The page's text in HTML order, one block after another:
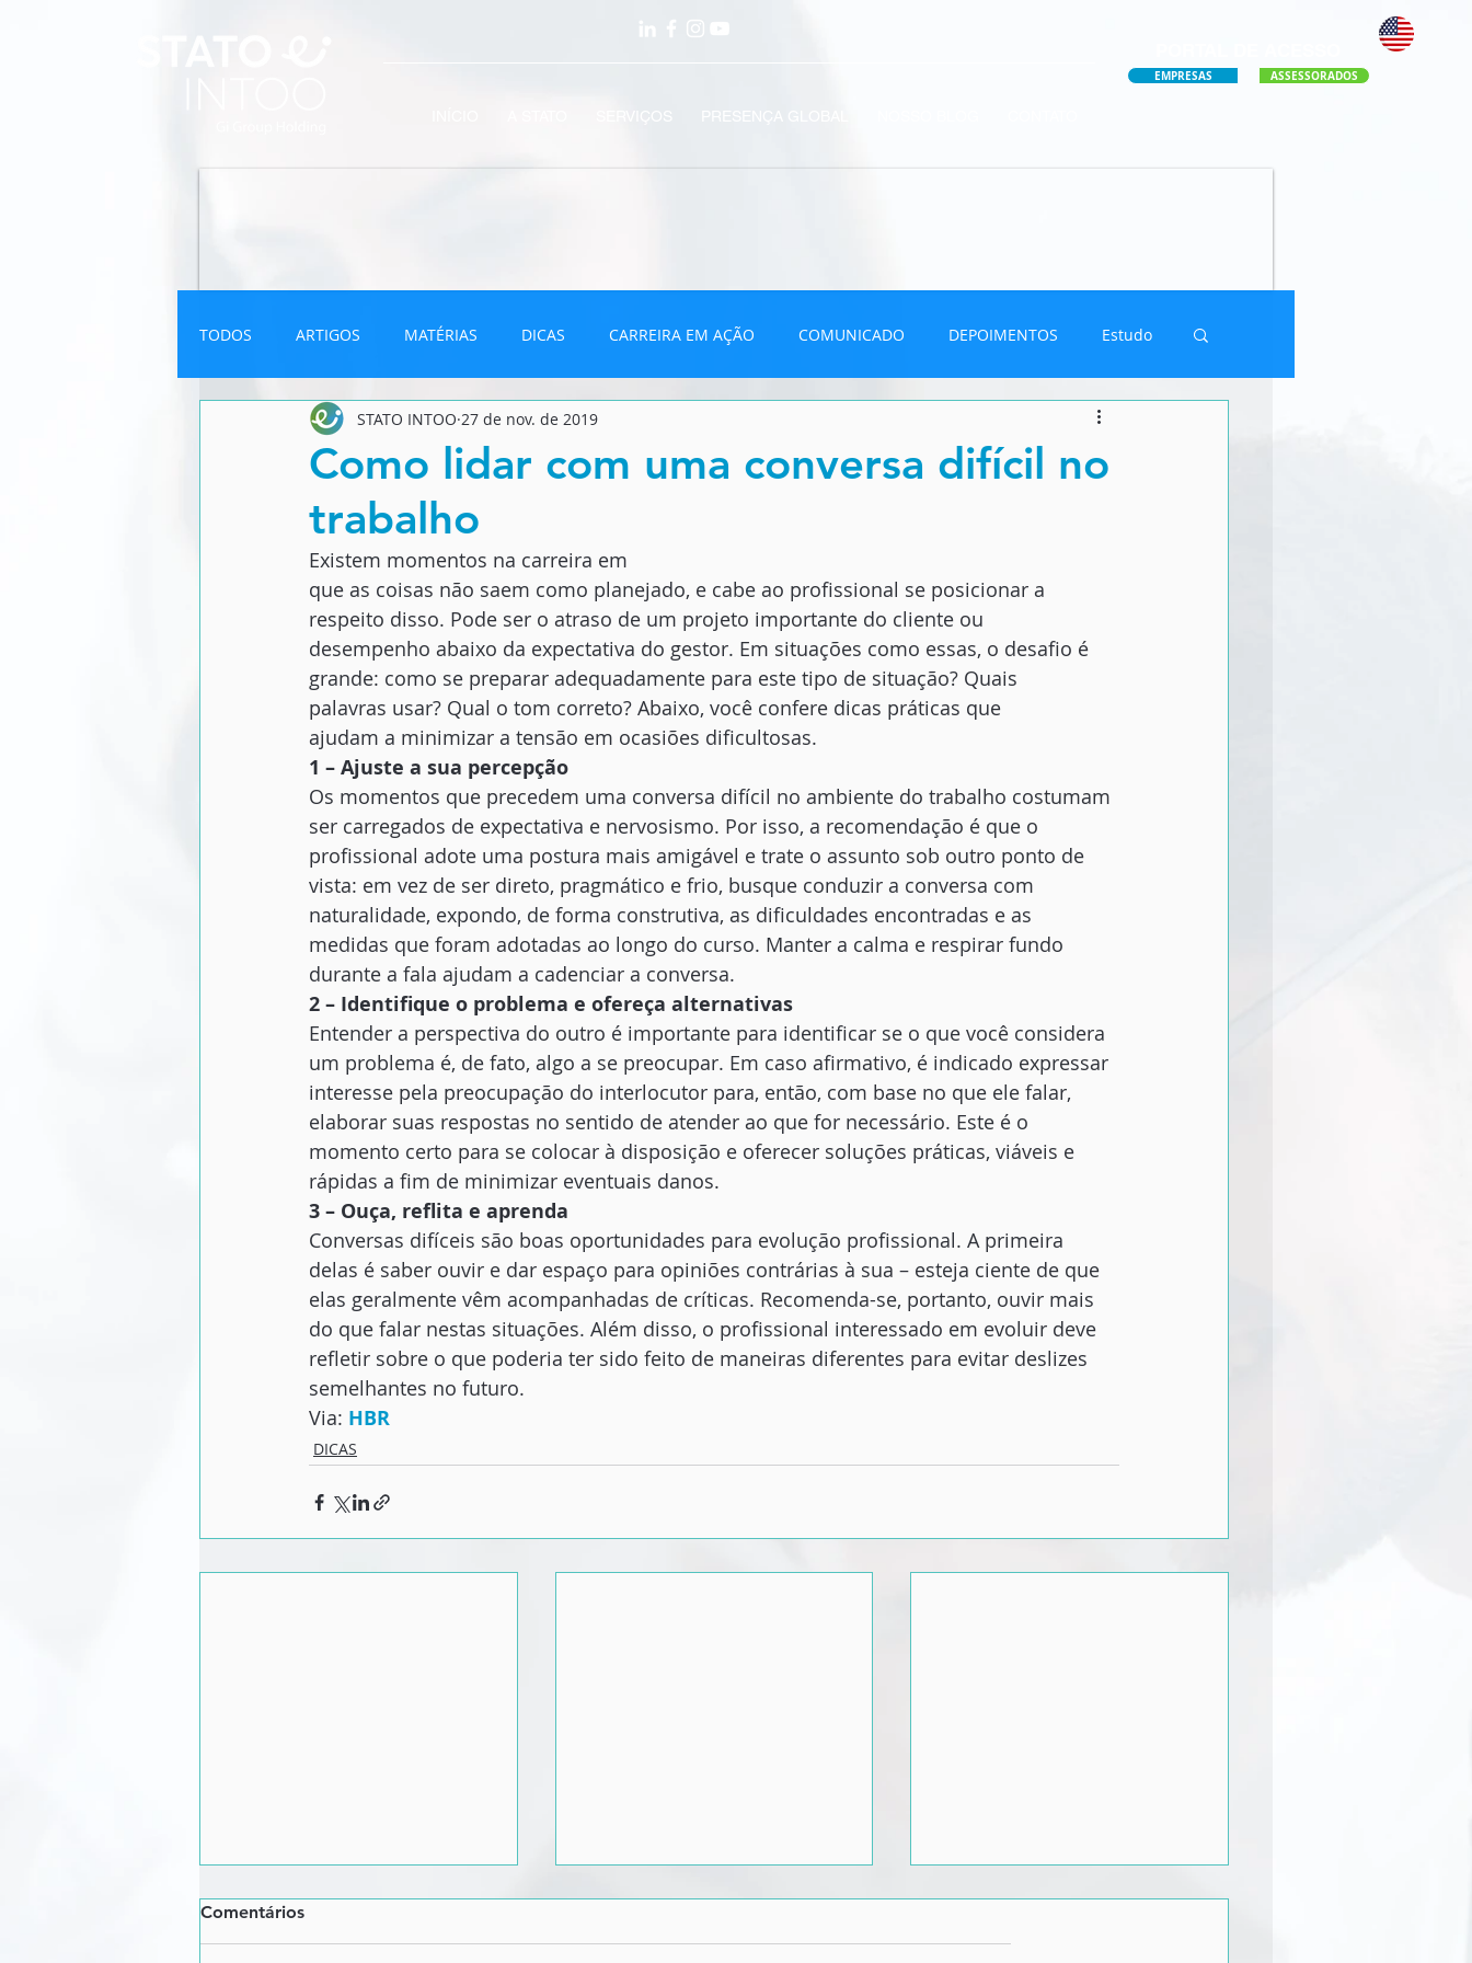
EMPRESAS ASSESSORADOS
TODOS ARTIGOS MATÉRIAS DICAS CARREIRA EM AÇÃO COMUNICADO DEPOIMENTOS Estudo
INFOGRÁFICO NEWSLETTER VÍDEOS
Como lidar com uma conversa difícil no
trabalho
STATO INTOO 27 de nov. de 2019
Existem momentos na carreira em
que as coisas não saem como planejado, e cabe ao profissional se posicionar a
respeito disso. Pode ser o atraso de um projeto importante do cliente ou
desempenho abaixo da expectativa do gestor. Em situações como essas, o desafio é
grande: como se preparar adequadamente para este tipo de situação? Quais
palavras usar? Qual o tom correto? Abaixo, você confere dicas práticas que
ajudam a minimizar a tensão em ocasiões dificultosas.
1 – Ajuste a sua percepção
Os momentos que precedem uma conversa difícil no ambiente do trabalho costumam
ser carregados de expectativa e nervosismo. Por isso, a recomendação é que o
profissional adote uma postura mais amigável e trate o assunto sob outro ponto de
vista: em vez de ser direto, pragmático e frio, busque conduzir a conversa com
naturalidade, expondo, de forma construtiva, as dificuldades encontradas e as
medidas que foram adotadas ao longo do curso. Manter a calma e respirar fundo
durante a fala ajudam a cadenciar a conversa.
2 – Identifique o problema e ofereça alternativas
Entender a perspectiva do outro é importante para identificar se o que você considera
um problema é, de fato, algo a se preocupar. Em caso afirmativo, é indicado expressar
interesse pela preocupação do interlocutor para, então, com base no que ele falar,
elaborar suas respostas no sentido de atender ao que for necessário. Este é o
momento certo para se colocar à disposição e oferecer soluções práticas, viáveis e
rápidas a fim de minimizar eventuais danos.
3 – Ouça, reflita e aprenda
Conversas difíceis são boas oportunidades para evolução profissional. A primeira
delas é saber ouvir e dar espaço para opiniões contrárias à sua – esteja ciente de que
elas geralmente vêm acompanhadas de críticas. Recomenda-se, portanto, ouvir mais
do que falar nestas situações. Além disso, o profissional interessado em evoluir deve
refletir sobre o que poderia ter sido feito de maneiras diferentes para evitar deslizes
semelhantes no futuro.
Via: HBR
DICAS
Comentários